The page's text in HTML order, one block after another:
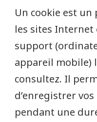
Un cookie est
les sites
support
appareil mobile)
consultez. Il
d’enregistrer
pendant une